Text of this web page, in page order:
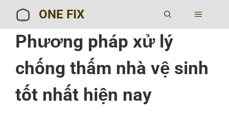
content
ONE FIX MENU
Phương pháp xử lý
chống thấm nhà vệ sinh
tốt nhất hiện nay